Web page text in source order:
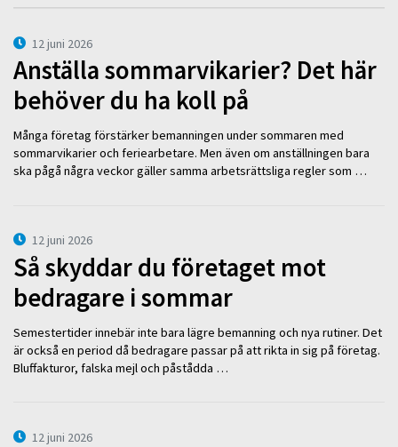
12 juni 2026
Anställa sommarvikarier? Det här
behöver du ha koll på
Många företag förstärker bemanningen under sommaren med
sommarvikarier och feriearbetare. Men även om anställningen bara
ska pågå några veckor gäller samma arbetsrättsliga regler som …
12 juni 2026
Så skyddar du företaget mot
bedragare i sommar
Semestertider innebär inte bara lägre bemanning och nya rutiner. Det
är också en period då bedragare passar på att rikta in sig på företag.
Bluffakturor, falska mejl och påstådda …
12 juni 2026